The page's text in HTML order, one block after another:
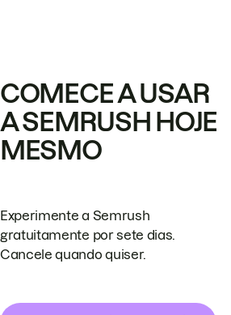
COMECE A USAR
A SEMRUSH HOJE
MESMO
Experimente a Semrush
gratuitamente por sete dias.
Cancele quando quiser.